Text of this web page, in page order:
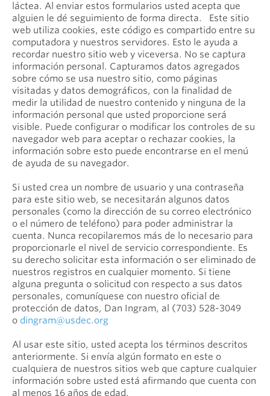
láctea. Al enviar estos formularios usted acepta que
alguien le dé seguimiento de forma directa. Este sitio
web utiliza cookies, este código es compartido entre su
computadora y nuestros servidores. Esto le ayuda a
recordar nuestro sitio web y viceversa. No se captura
información personal. Capturamos datos agregados
sobre cómo se usa nuestro sitio, como páginas
visitadas y datos demográficos, con la finalidad de
medir la utilidad de nuestro contenido y ninguna de la
información personal que usted proporcione será
visible. Puede configurar o modificar los controles de su
navegador web para aceptar o rechazar cookies, la
información sobre esto puede encontrarse en el menú
de ayuda de su navegador.
Si usted crea un nombre de usuario y una contraseña
para este sitio web, se necesitarán algunos datos
personales (como la dirección de su correo electrónico
o el número de teléfono) para poder administrar la
cuenta. Nunca recopilaremos más de lo necesario para
proporcionarle el nivel de servicio correspondiente. Es
su derecho solicitar esta información o ser eliminado de
nuestros registros en cualquier momento. Si tiene
alguna pregunta o solicitud con respecto a sus datos
personales, comuníquese con nuestro oficial de
protección de datos, Dan Ingram, al (703) 528-3049
o dingram@usdec.org
Al usar este sitio, usted acepta los términos descritos
anteriormente. Si envía algún formato en este o
cualquiera de nuestros sitios web que capture cualquier
información sobre usted está afirmando que cuenta con
al menos 16 años de edad.